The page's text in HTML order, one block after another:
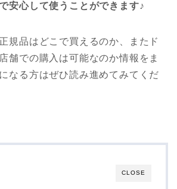
安心して使うことができます♪
規品はどこで買えるのか、またド
舗での購入は可能なのか情報をま
なる方はぜひ読み進めてみてくだ
CLOSE